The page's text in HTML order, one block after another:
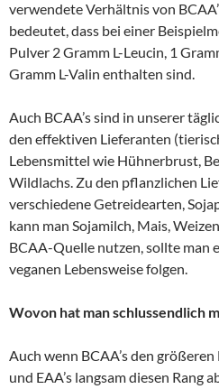
verwendete Verhältnis von
bedeutet, dass bei einer
Pulver 2 Gramm L-Leucin, 1
Gramm L-Valin enthalten sind.
Auch BCAA’s sind in unserer
den effektiven Lieferanten
Lebensmittel wie Hühnerbrust,
Wildlachs. Zu den pflanzlichen
verschiedene Getreidearten,
kann man Sojamilch, Mais,
BCAA-Quelle nutzen, sollte man
veganen Lebensweise folgen.
Wovon hat man schlussendlich
Auch wenn BCAA’s den
und EAA’s langsam diesen Rang